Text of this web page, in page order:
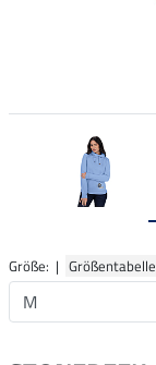
Größe: | Größentabelle